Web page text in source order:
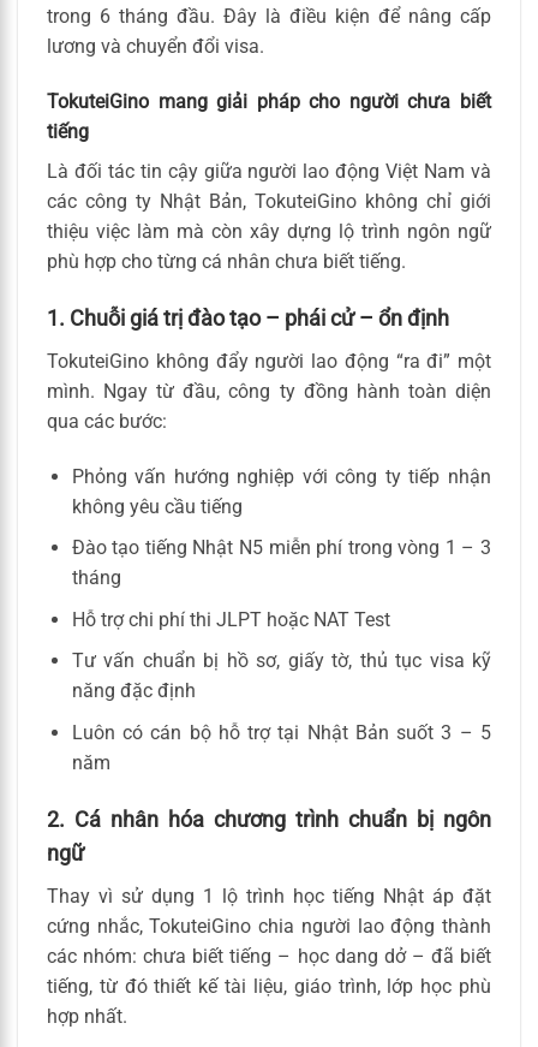
trong 6 tháng đầu. Đây là điều kiện để nâng cấp
lương và chuyển đổi visa.
TokuteiGino mang giải pháp cho người chưa biết
tiếng
Là đối tác tin cậy giữa người lao động Việt Nam và
các công ty Nhật Bản, TokuteiGino không chỉ giới
thiệu việc làm mà còn xây dựng lộ trình ngôn ngữ
phù hợp cho từng cá nhân chưa biết tiếng.
1. Chuỗi giá trị đào tạo – phái cử – ổn định
TokuteiGino không đẩy người lao động “ra đi” một
mình. Ngay từ đầu, công ty đồng hành toàn diện
qua các bước:
Phỏng vấn hướng nghiệp với công ty tiếp nhận
không yêu cầu tiếng
Đào tạo tiếng Nhật N5 miễn phí trong vòng 1 – 3
tháng
Hỗ trợ chi phí thi JLPT hoặc NAT Test
Tư vấn chuẩn bị hồ sơ, giấy tờ, thủ tục visa kỹ
năng đặc định
Luôn có cán bộ hỗ trợ tại Nhật Bản suốt 3 – 5
năm
2. Cá nhân hóa chương trình chuẩn bị ngôn
ngữ
Thay vì sử dụng 1 lộ trình học tiếng Nhật áp đặt
cứng nhắc, TokuteiGino chia người lao động thành
các nhóm: chưa biết tiếng – học dang dở – đã biết
tiếng, từ đó thiết kế tài liệu, giáo trình, lớp học phù
hợp nhất.